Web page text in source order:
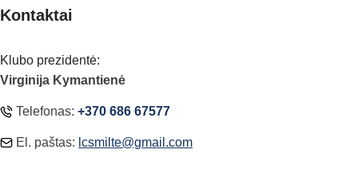
Kontaktai
Klubo prezidentė:
Virginija Kymantienė
Telefonas: +370 686 67577
El. paštas: lcsmilte@gmail.com